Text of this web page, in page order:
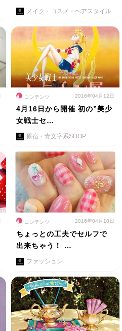
メイク・コスメ・ヘアスタイル
コンテンツ 2016年04月12日
4月16日から開催 初の”美少
女戦士セ…
原宿・青文字系SHOP
コンテンツ 2016年04月10日
ちょっとの工夫でセルフで
出来ちゃう！ …
ファッション